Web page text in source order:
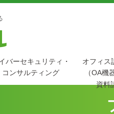
バーセキュリティ・
コンサルティング
オフィス
（OA機
資料